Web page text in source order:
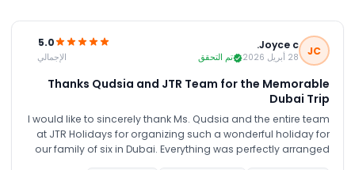
JC
Joyce c.
28 أبريل 2026 تم التحقق
5.0
الإجمالي
Thanks Qudsia and JTR Team for the Memorable
Dubai Trip
I would like to sincerely thank Ms. Qudsia and the entire team
at JTR Holidays for organizing such a wonderful holiday for
our family of six in Dubai. Everything was perfectly arranged